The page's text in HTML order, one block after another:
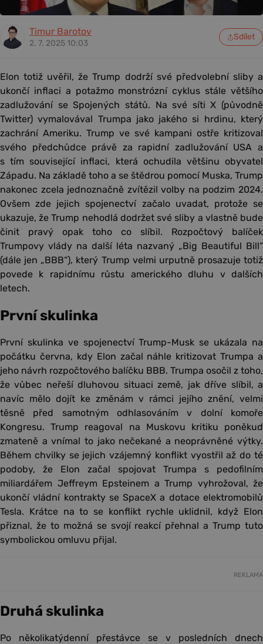
Timur Barotov
2. 7. 2025 10:03
Sdílet
Elon totiž uvěřil, že Trump dodrží své předvolební sliby a
ukončí inflaci a potažmo monstrózní cyklus stále většího
zadlužování se Spojených států. Na své síti X (původně
Twitter) vymalovával Trumpa jako jakého si hrdinu, který
zachrání Ameriku. Trump ve své kampani ostře kritizoval
svého předchůdce právě za rapidní zadlužování USA a
s tím související inflaci, která ochudila většinu obyvatel
Západu. Na základě toho a se štědrou pomocí Muska, Trump
nakonec zcela jednoznačně zvítězil volby na podzim 2024.
Ovšem zde jejich spojenectví začalo uvadat, protože se
ukazuje, že Trump nehodlá dodržet své sliby a vlastně bude
činit pravý opak toho co slíbil. Rozpočtový balíček
Trumpovy vlády na další léta nazvaný „Big Beautiful Bill“
(dále jen „BBB“), který Trump velmi urputně prosazuje totiž
povede k rapidnímu růstu amerického dluhu v dalších
letech.
První skulinka
První skulinka ve spojenectví Trump-Musk se ukázala na
počátku června, kdy Elon začal náhle kritizovat Trumpa a
jeho návrh rozpočtového balíčku BBB. Trumpa osočil z toho,
že vůbec neřeší dluhovou situaci země, jak dříve slíbil, a
navíc mělo dojít ke změnám v rámci jejího znění, velmi
těsně před samotným odhlasováním v dolní komoře
Kongresu. Trump reagoval na Muskovu kritiku poněkud
zmateně a vnímal to jako nečekané a neoprávněné výtky.
Během chvilky se jejich vzájemný konflikt vyostřil až do té
podoby, že Elon začal spojovat Trumpa s pedofilním
miliardářem Jeffreym Epsteinem a Trump vyhrožoval, že
ukončí vládní kontrakty se SpaceX a dotace elektromobilů
Tesla. Krátce na to se konflikt rychle uklidnil, když Elon
přiznal, že to možná se svojí reakcí přehnal a Trump tuto
symbolickou omluvu přijal.
REKLAMA
Druhá skulinka
Po několikatýdenní přestávce se v posledních dnech